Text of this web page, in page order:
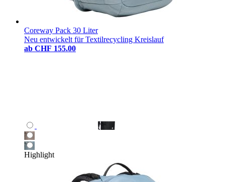
Coreway Pack 30 Liter
Neu entwickelt für Textilrecycling Kreislauf
ab CHF 155.00
Highlight